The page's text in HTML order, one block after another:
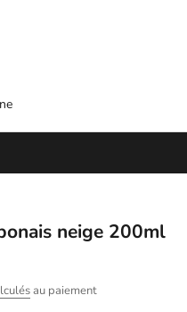
neige 200ml
au paiement